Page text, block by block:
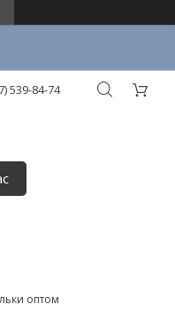
539-84-74
оптом